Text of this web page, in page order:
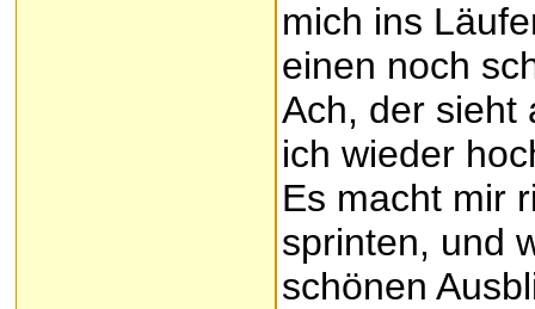
mich ins
einen noch
Ach, der sieht
ich wieder
Es macht mir
sprinten, und
schönen